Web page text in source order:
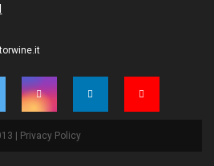
| Privacy Policy